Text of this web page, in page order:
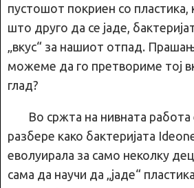
пустошот покриен со
што друго да се јаде,
„вкус“ за нашиот отпад.
можеме да го претвориме тој
глад?
Во сржта на нивната
разбере како бактеријата
еволуирала за само неколку
сама да научи да „јаде“